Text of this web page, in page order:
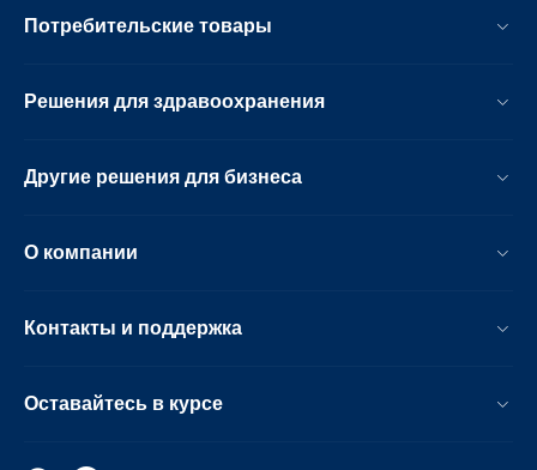
Потребительские товары
Решения для здравоохранения
Другие решения для бизнеса
О компании
Контакты и поддержка
Оставайтесь в курсе